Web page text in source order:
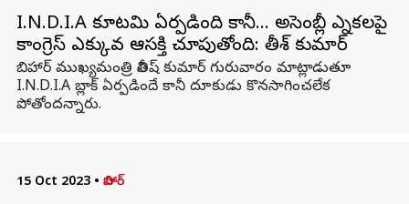
I.N.D.I.A కూటమి ఏర్పడింది కానీ... అసెంబ్లీ ఎన్నికలపై
కాంగ్రెస్ ఎక్కువ ఆసక్తి చూపుతోంది: నితీశ్ కుమార్
బిహార్ ముఖ్యమంత్రి నితీష్ కుమార్ గురువారం మాట్లాడుతూ
I.N.D.I.A బ్లాక్ ఏర్పడిందే కానీ దూకుడు కొనసాగించలేక
పోతోందన్నారు.
15 Oct 2023 • బిహార్